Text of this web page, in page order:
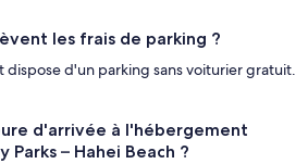
les frais de parking ?
d'un parking sans voiturier gratuit.
d'arrivée à l'hébergement
Parks – Hahei Beach ?